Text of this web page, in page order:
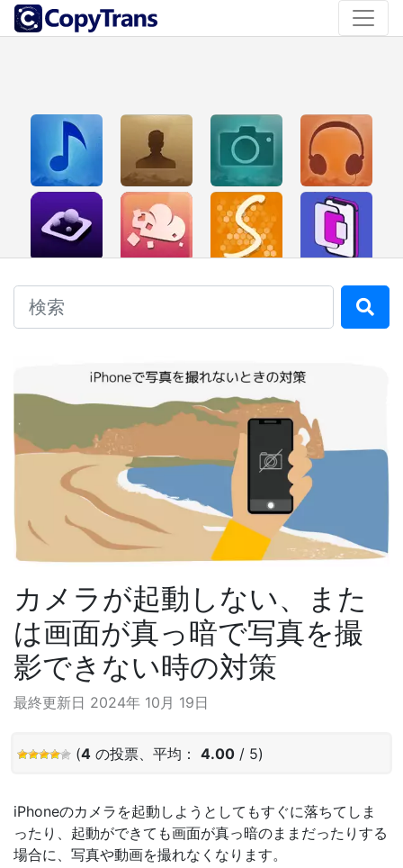
カメラが起動しない、また
は画面が真っ暗で写真を撮
影できない時の対策
最終更新日 2024年 10月 19日
(4 の投票、平均：4.00 / 5)
iPhoneのカメラを起動しようとしてもすぐに落ちてしま
ったり、起動ができても画面が真っ暗のままだったりする
場合に、写真や動画を撮れなくなります。